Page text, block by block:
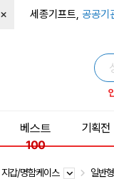
× 세종기프트, 공공기
베스트
100
기획전
지갑/명함케이스 일반